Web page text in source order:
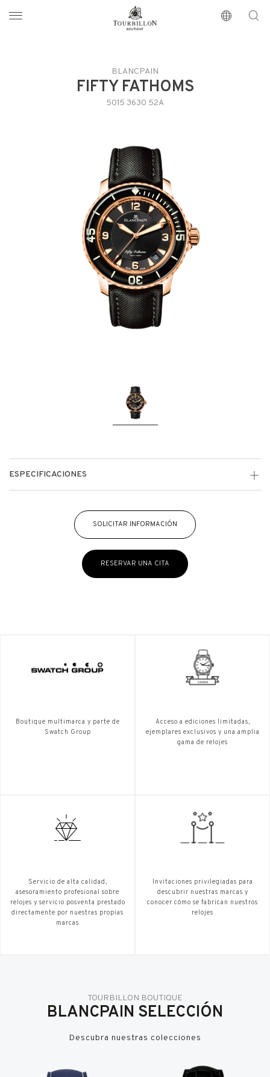
https://www.tourbillon.com/es
BLANCPAIN
FIFTY FATHOMS
5015 3630 52A
ESPECIFICACIONES
SOLICITAR INFORMACIÓN
RESERVAR UNA CITA
Boutique multimarca y parte de
Swatch Group
Acceso a ediciones limitadas,
ejemplares exclusivos y una amplia
gama de relojes
Servicio de alta calidad,
asesoramiento profesional sobre
relojes y servicio posventa prestado
directamente por nuestras propias
marcas
Invitaciones privilegiadas para
descubrir nuestras marcas y
conocer cómo se fabrican nuestros
relojes
TOURBILLON BOUTIQUE
BLANCPAIN SELECCIÓN
Descubra nuestras colecciones